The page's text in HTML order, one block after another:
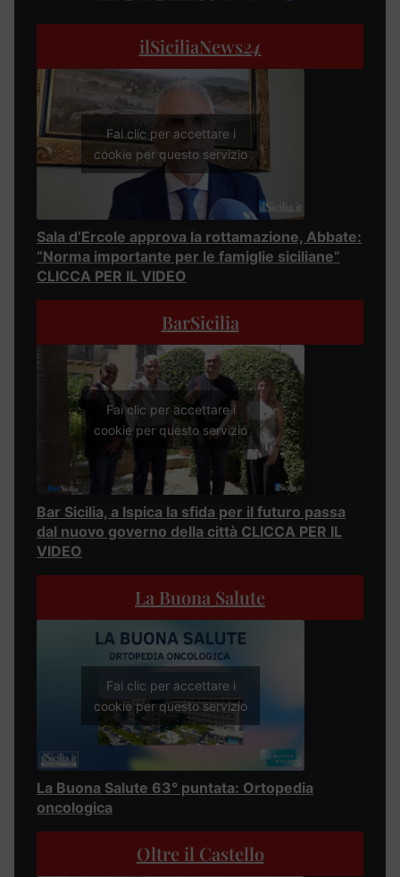
ilSiciliaNews24
Fai clic per accettare i
cookie per questo servizio
Sala d’Ercole approva la rottamazione, Abbate:
“Norma importante per le famiglie siciliane”
CLICCA PER IL VIDEO
BarSicilia
Fai clic per accettare i
cookie per questo servizio
Bar Sicilia, a Ispica la sfida per il futuro passa
dal nuovo governo della città CLICCA PER IL
VIDEO
La Buona Salute
Fai clic per accettare i
cookie per questo servizio
La Buona Salute 63° puntata: Ortopedia
oncologica
Oltre il Castello